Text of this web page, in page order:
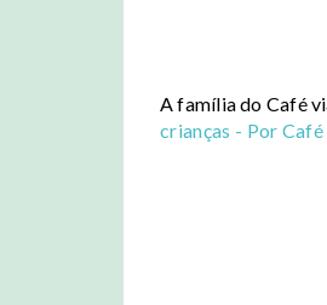
A família do Café
crianças - Por